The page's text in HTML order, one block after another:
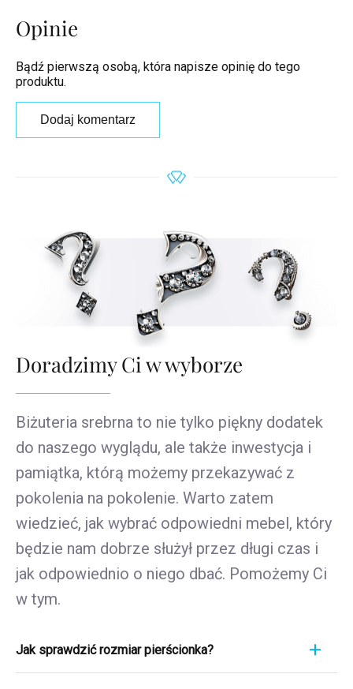
Opinie
Bądź pierwszą osobą, która napisze opinię do tego
produktu.
Dodaj komentarz
Doradzimy Ci w wyborze
Biżuteria srebrna to nie tylko piękny dodatek
do naszego wyglądu, ale także inwestycja i
pamiątka, którą możemy przekazywać z
pokolenia na pokolenie. Warto zatem
wiedzieć, jak wybrać odpowiedni mebel, który
będzie nam dobrze służył przez długi czas i
jak odpowiednio o niego dbać. Pomożemy Ci
w tym.
Jak sprawdzić rozmiar pierścionka?